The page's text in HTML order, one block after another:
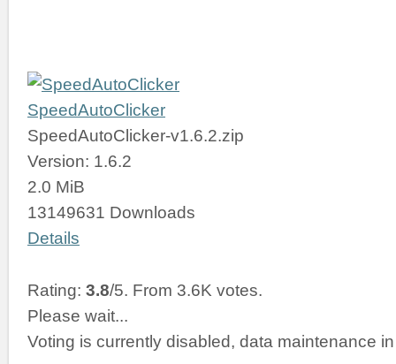
SpeedAutoClicker
SpeedAutoClicker-v1.6.2.zip
Version: 1.6.2
2.0 MiB
13149631 Downloads
Details
Rating: 3.8/5. From 3.6K votes.
Please wait...
Voting is currently disabled, data maintenance